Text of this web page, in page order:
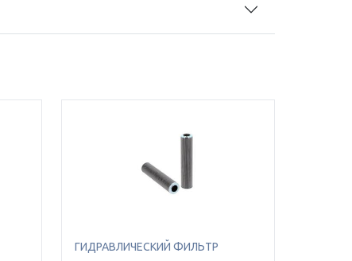
ГИДРАВЛИЧЕСКИЙ ФИЛЬТР